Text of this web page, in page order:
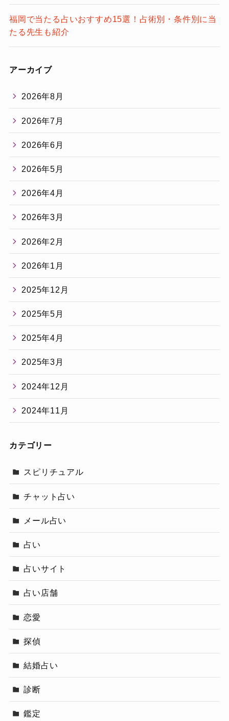
福岡で当たる占いおすすめ15選！占術別・条件別に当
たる先生も紹介
アーカイブ
2026年8月
2026年7月
2026年6月
2026年5月
2026年4月
2026年3月
2026年2月
2026年1月
2025年12月
2025年5月
2025年4月
2025年3月
2024年12月
2024年11月
カテゴリー
スピリチュアル
チャット占い
メール占い
占い
占いサイト
占い店舗
恋愛
探偵
結婚占い
診断
鑑定